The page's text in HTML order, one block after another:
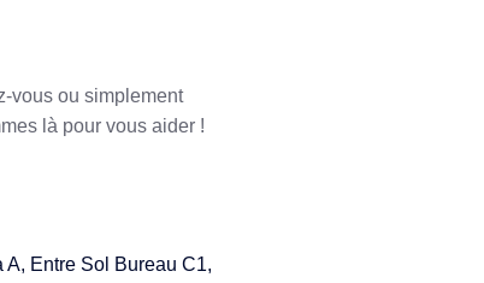
vous ou simplement
là pour vous aider !
Entre Sol Bureau C1,